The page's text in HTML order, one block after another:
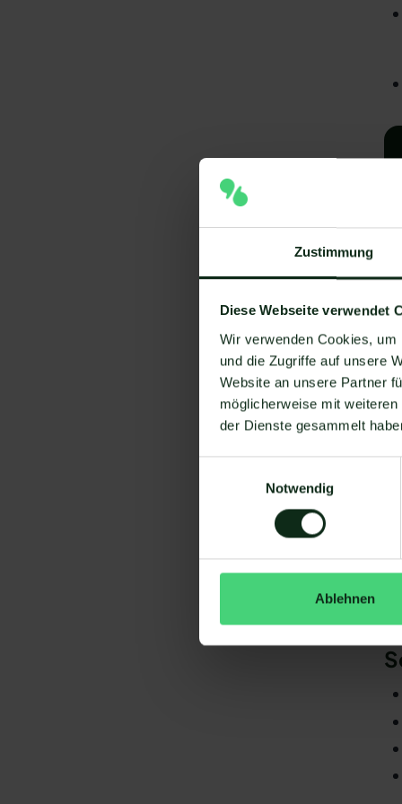
Zustimmung
Diese Webseite verwendet
Wir verwenden Cookies,
und die Zugriffe auf unsere
Website an unsere Partner
möglicherweise mit
der Dienste gesammelt
Notwendig
Ablehnen